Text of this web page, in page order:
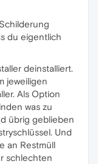
du eigentlich
deinstalliert.
jeweiligen
Als Option
was zu
übrig geblieben
Und
an Restmüll
schlechten